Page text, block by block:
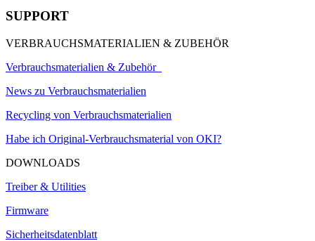
SUPPORT
VERBRAUCHSMATERIALIEN & ZUBEHÖR
Verbrauchsmaterialien & Zubehör
News zu Verbrauchsmaterialien
Recycling von Verbrauchsmaterialien
Habe ich Original-Verbrauchsmaterial von OKI?
DOWNLOADS
Treiber & Utilities
Firmware
Sicherheitsdatenblatt